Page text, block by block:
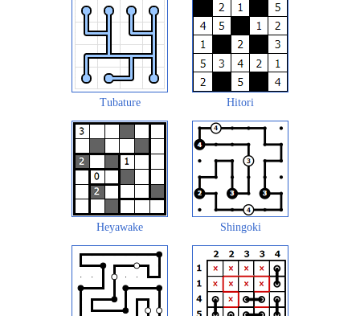
Tubature Hitori
Heyawake Shingoki